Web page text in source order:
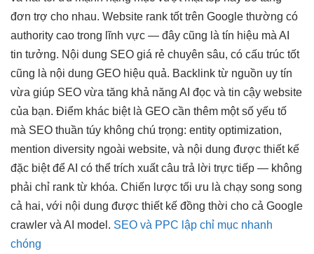
đơn trợ cho nhau. Website rank tốt trên Google thường có
authority cao trong lĩnh vực — đây cũng là tín hiệu mà AI
tin tưởng. Nội dung SEO giá rẻ chuyên sâu, có cấu trúc tốt
cũng là nội dung GEO hiệu quả. Backlink từ nguồn uy tín
vừa giúp SEO vừa tăng khả năng AI đọc và tin cậy website
của bạn. Điểm khác biệt là GEO cần thêm một số yếu tố
mà SEO thuần túy không chú trọng: entity optimization,
mention diversity ngoài website, và nội dung được thiết kế
đặc biệt để AI có thể trích xuất câu trả lời trực tiếp — không
phải chỉ rank từ khóa. Chiến lược tối ưu là chạy song song
cả hai, với nội dung được thiết kế đồng thời cho cả Google
crawler và AI model. SEO và PPC lập chỉ mục nhanh
chóng